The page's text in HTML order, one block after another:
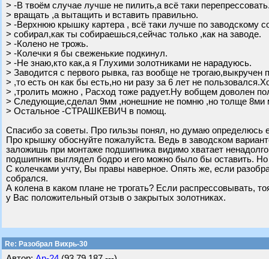
> -В твоём случае лучше не пилить,а всё таки
> вращать ,а вытащить и вставить правильно.
> -Верхнюю крышку картера , всё таки лучше по заводскому
> собирал,как ты собираешься,сейчас только ,как на заводе.
> -Колено не трожь.
> -Колечки я бы свеженькие подкинул.
> -Не знаю,кто как,а я Глухими золотниками не нарадуюсь.
> Заводится с первого рывка, газ вообще не трогаю,выкручен
> ,то есть он как бы есть,но ни разу за 6 лет не
> ,тролить можно , Расход тоже радует.Ну вобщем доволен
> Следующие,сделал 9мм ,нонешние не помню ,но толще 8ми
> Остальное -СТРАШКЕВИЧ в помощ.
Спасибо за советы. Про гильзы понял, но думаю
Про крышку обоснуйте пожалуйста. Ведь в заводском
заложишь при монтаже подшипника видимо хватает
подшипник выглядел бодро и его можно было бы оставить.
С колечками учту, Вы правы наверное. Опять же, если
собрался.
А колена в каком плане не трогать? Если распрессовывать,
у Вас положительный отзыв о закрытых золотниках.
Re: Разобрал Вихрь-30